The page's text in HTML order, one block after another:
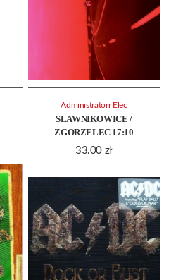
SŁAWNIKOWICE /
ZGORZELEC 17:10
33.00 zł
Administratorr Elec